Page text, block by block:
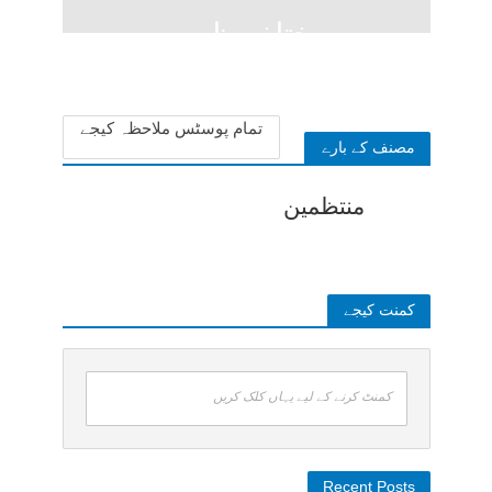
مختلف ظہور
مصنف کے بارے
تمام پوسٹس ملاحظہ کیجے
منتظمین
کمنت کیجے
کمنٹ کرنے کے لیے یہاں کلک کریں
Recent Posts